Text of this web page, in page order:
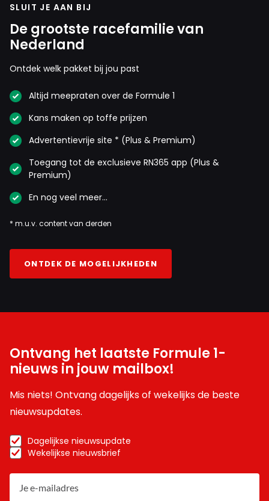
SLUIT JE AAN BIJ
De grootste racefamilie van
Nederland
Ontdek welk pakket bij jou past
Altijd meepraten over de Formule 1
Kans maken op toffe prijzen
Advertentievrije site * (Plus & Premium)
Toegang tot de exclusieve RN365 app (Plus &
Premium)
En nog veel meer…
* m.u.v. content van derden
ONTDEK DE MOGELIJKHEDEN
Ontvang het laatste Formule 1-
nieuws in jouw mailbox!
Mis niets! Ontvang dagelijks of wekelijks de beste
nieuwsupdates.
Dagelijkse nieuwsupdate
Wekelijkse nieuwsbrief